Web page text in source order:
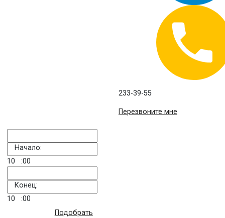
233-39-55
Перезвоните мне
Начало:
10
:00
Конец:
10
:00
Подобрать